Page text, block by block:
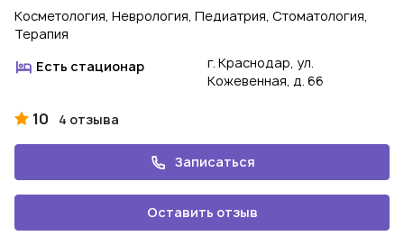
Косметология, Неврология, Педиатрия, Стоматология,
Терапия
Есть стационар
г. Краснодар, ул.
Кожевенная, д. 66
10 4 отзыва
Записаться
Оставить отзыв